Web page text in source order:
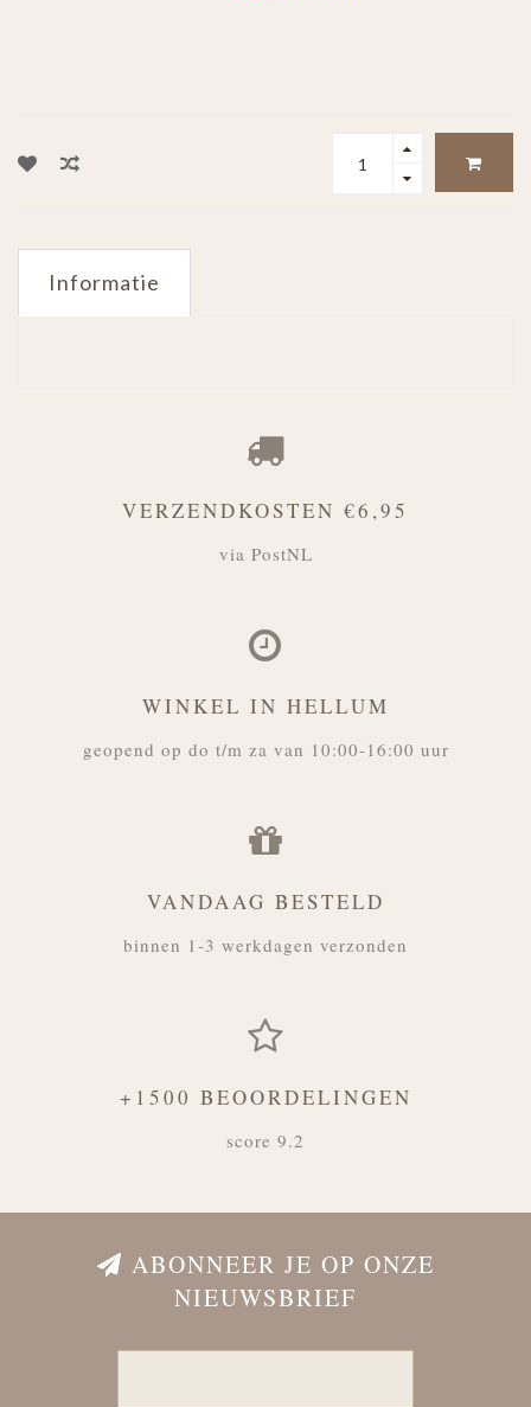
Informatie
VERZENDKOSTEN €6,95
via PostNL
WINKEL IN HELLUM
geopend op do t/m za van 10:00-16:00 uur
VANDAAG BESTELD
binnen 1-3 werkdagen verzonden
+1500 BEOORDELINGEN
score 9.2
ABONNEER JE OP ONZE
NIEUWSBRIEF